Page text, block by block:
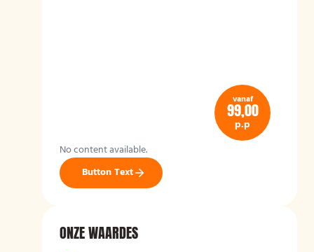
vanaf
99,00
p.p
No content available.
Button Text
ONZE WAARDES